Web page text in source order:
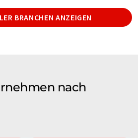
BRANCHEN ANZEIGEN
nach